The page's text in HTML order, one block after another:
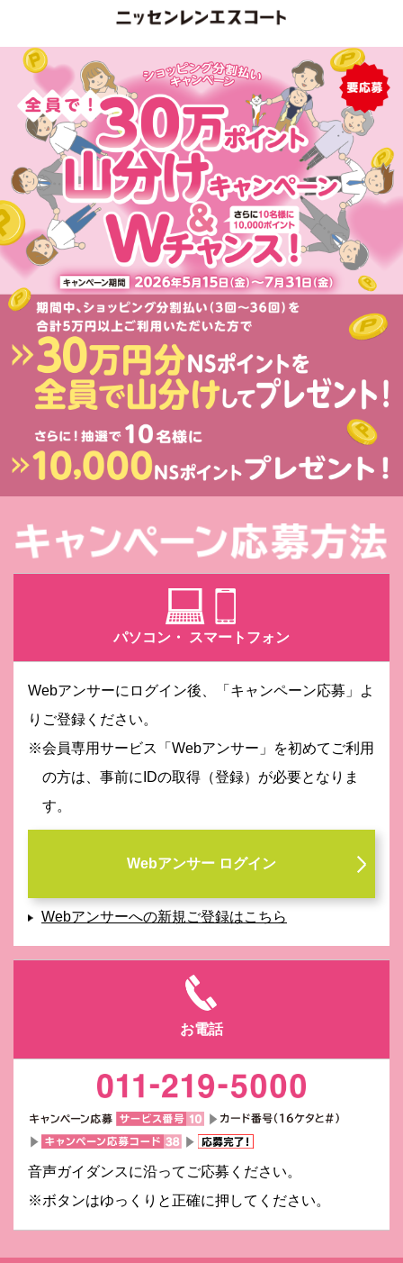
パソコン・ スマートフォン
Webアンサーにログイン後、「キャンペーン応募」よ
りご登録ください。
※会員専用サービス「Webアンサー」を初めてご利用
の方は、事前にIDの取得（登録）が必要となりま
す。
Webアンサー ログイン
Webアンサーへの新規ご登録はこちら
お電話
音声ガイダンスに沿ってご応募ください。
※ボタンはゆっくりと正確に押してください。